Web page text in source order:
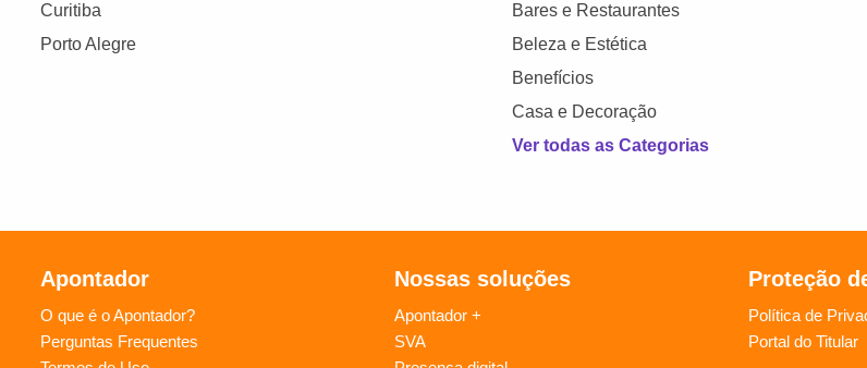
Curitiba
Porto Alegre
Bares e Restaurantes
Beleza e Estética
Benefícios
Casa e Decoração
Ver todas as Categorias
Apontador
O que é o Apontador?
Perguntas Frequentes
Nossas soluções
Apontador +
SVA
Proteção
Política de
Portal do Titular